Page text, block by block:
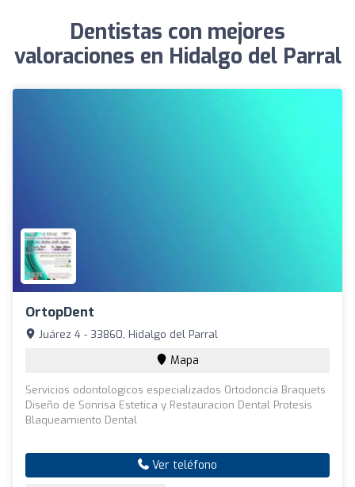
Dentistas con mejores
valoraciones en Hidalgo del Parral
OrtopDent
Juárez 4 - 33860, Hidalgo del Parral
Mapa
Servicios odontologicos especializados Ortodoncia Braquets
Diseño de Sonrisa Estetica y Restauracion Dental Protesis
Blaqueamiento Dental
Ver teléfono